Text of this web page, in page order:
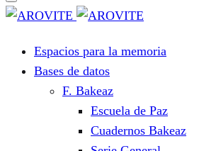
Espacios para la memoria
Bases de datos
F. Bakeaz
Escuela de Paz
Cuadernos Bakeaz